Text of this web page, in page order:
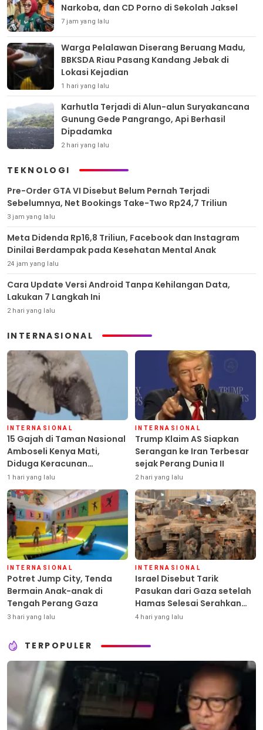
Narkoba, dan CD Porno di Sekolah Jaksel
7 jam yang lalu
Warga Pelalawan Diserang Beruang Madu,
BBKSDA Riau Pasang Kandang Jebak di
Lokasi Kejadian
1 hari yang lalu
Karhutla Terjadi di Alun-alun Suryakancana
Gunung Gede Pangrango, Api Berhasil
Dipadamka
2 hari yang lalu
TEKNOLOGI
Pre-Order GTA VI Disebut Belum Pernah Terjadi
Sebelumnya, Net Bookings Take-Two Rp24,7 Triliun
3 jam yang lalu
Meta Didenda Rp16,8 Triliun, Facebook dan Instagram
Dinilai Berdampak pada Kesehatan Mental Anak
24 jam yang lalu
Cara Update Versi Android Tanpa Kehilangan Data,
Lakukan 7 Langkah Ini
2 hari yang lalu
INTERNASIONAL
INTERNASIONAL
15 Gajah di Taman Nasional
Amboseli Kenya Mati,
Diduga Keracunan
Pestisida
1 hari yang lalu
INTERNASIONAL
Trump Klaim AS Siapkan
Serangan ke Iran Terbesar
sejak Perang Dunia II
2 hari yang lalu
INTERNASIONAL
Potret Jump City, Tenda
Bermain Anak-anak di
Tengah Perang Gaza
3 hari yang lalu
INTERNASIONAL
Israel Disebut Tarik
Pasukan dari Gaza setelah
Hamas Selesai Serahkan
Senjata
4 hari yang lalu
TERPOPULER